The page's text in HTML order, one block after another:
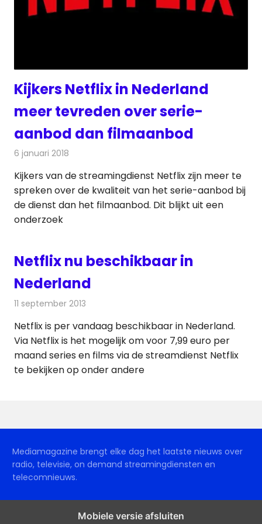
Kijkers Netflix in Nederland
meer tevreden over serie-
aanbod dan filmaanbod
6 januari 2018
Kijkers van de streamingdienst Netflix zijn meer te
spreken over de kwaliteit van het serie-aanbod bij
de dienst dan het filmaanbod. Dit blijkt uit een
onderzoek
Netflix nu beschikbaar in
Nederland
11 september 2013
Netflix is per vandaag beschikbaar in Nederland.
Via Netflix is het mogelijk om voor 7,99 euro per
maand series en films via de streamdienst Netflix
te bekijken op onder andere
Mediamagazine brengt elke dag het laatste nieuws over
radio, televisie, on demand streamingdiensten en
telecomnieuws.
Mobiele versie afsluiten